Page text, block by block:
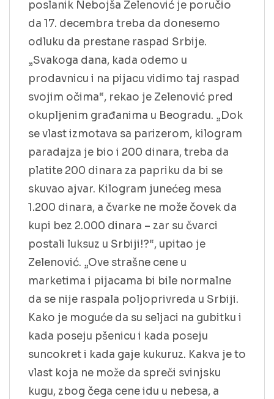
poslanik Nebojša Zelenović je poručio
da 17. decembra treba da donesemo
odluku da prestane raspad Srbije.
„Svakoga dana, kada odemo u
prodavnicu i na pijacu vidimo taj raspad
svojim očima“, rekao je Zelenović pred
okupljenim građanima u Beogradu. „Dok
se vlast izmotava sa parizerom, kilogram
paradajza je bio i 200 dinara, treba da
platite 200 dinara za papriku da bi se
skuvao ajvar. Kilogram junećeg mesa
1.200 dinara, a čvarke ne može čovek da
kupi bez 2.000 dinara – zar su čvarci
postali luksuz u Srbiji!?“, upitao je
Zelenović. „Ove strašne cene u
marketima i pijacama bi bile normalne
da se nije raspala poljoprivreda u Srbiji.
Kako je moguće da su seljaci na gubitku i
kada poseju pšenicu i kada poseju
suncokret i kada gaje kukuruz. Kakva je to
vlast koja ne može da spreči svinjsku
kugu, zbog čega cene idu u nebesa, a